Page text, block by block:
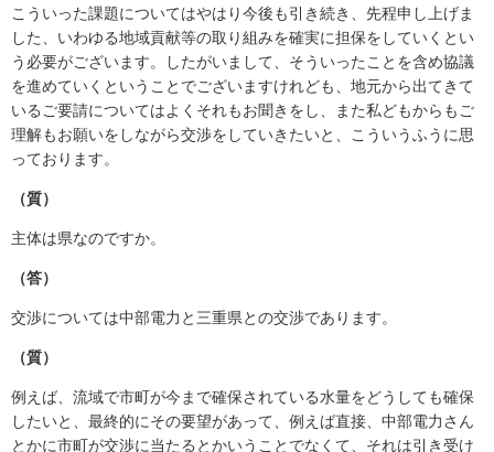
こういった課題についてはやはり今後も引き続き、先程申し上げま
した、いわゆる地域貢献等の取り組みを確実に担保をしていくとい
う必要がございます。したがいまして、そういったことを含め協議
を進めていくということでございますけれども、地元から出てきて
いるご要請についてはよくそれもお聞きをし、また私どもからもご
理解もお願いをしながら交渉をしていきたいと、こういうふうに思
っております。
（質）
主体は県なのですか。
（答）
交渉については中部電力と三重県との交渉であります。
（質）
例えば、流域で市町が今まで確保されている水量をどうしても確保
したいと、最終的にその要望があって、例えば直接、中部電力さん
とかに市町が交渉に当たるとかいうことでなくて、それは引き受け